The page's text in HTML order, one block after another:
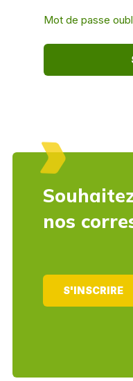
Mot de passe
nos
S'INSCRIRE